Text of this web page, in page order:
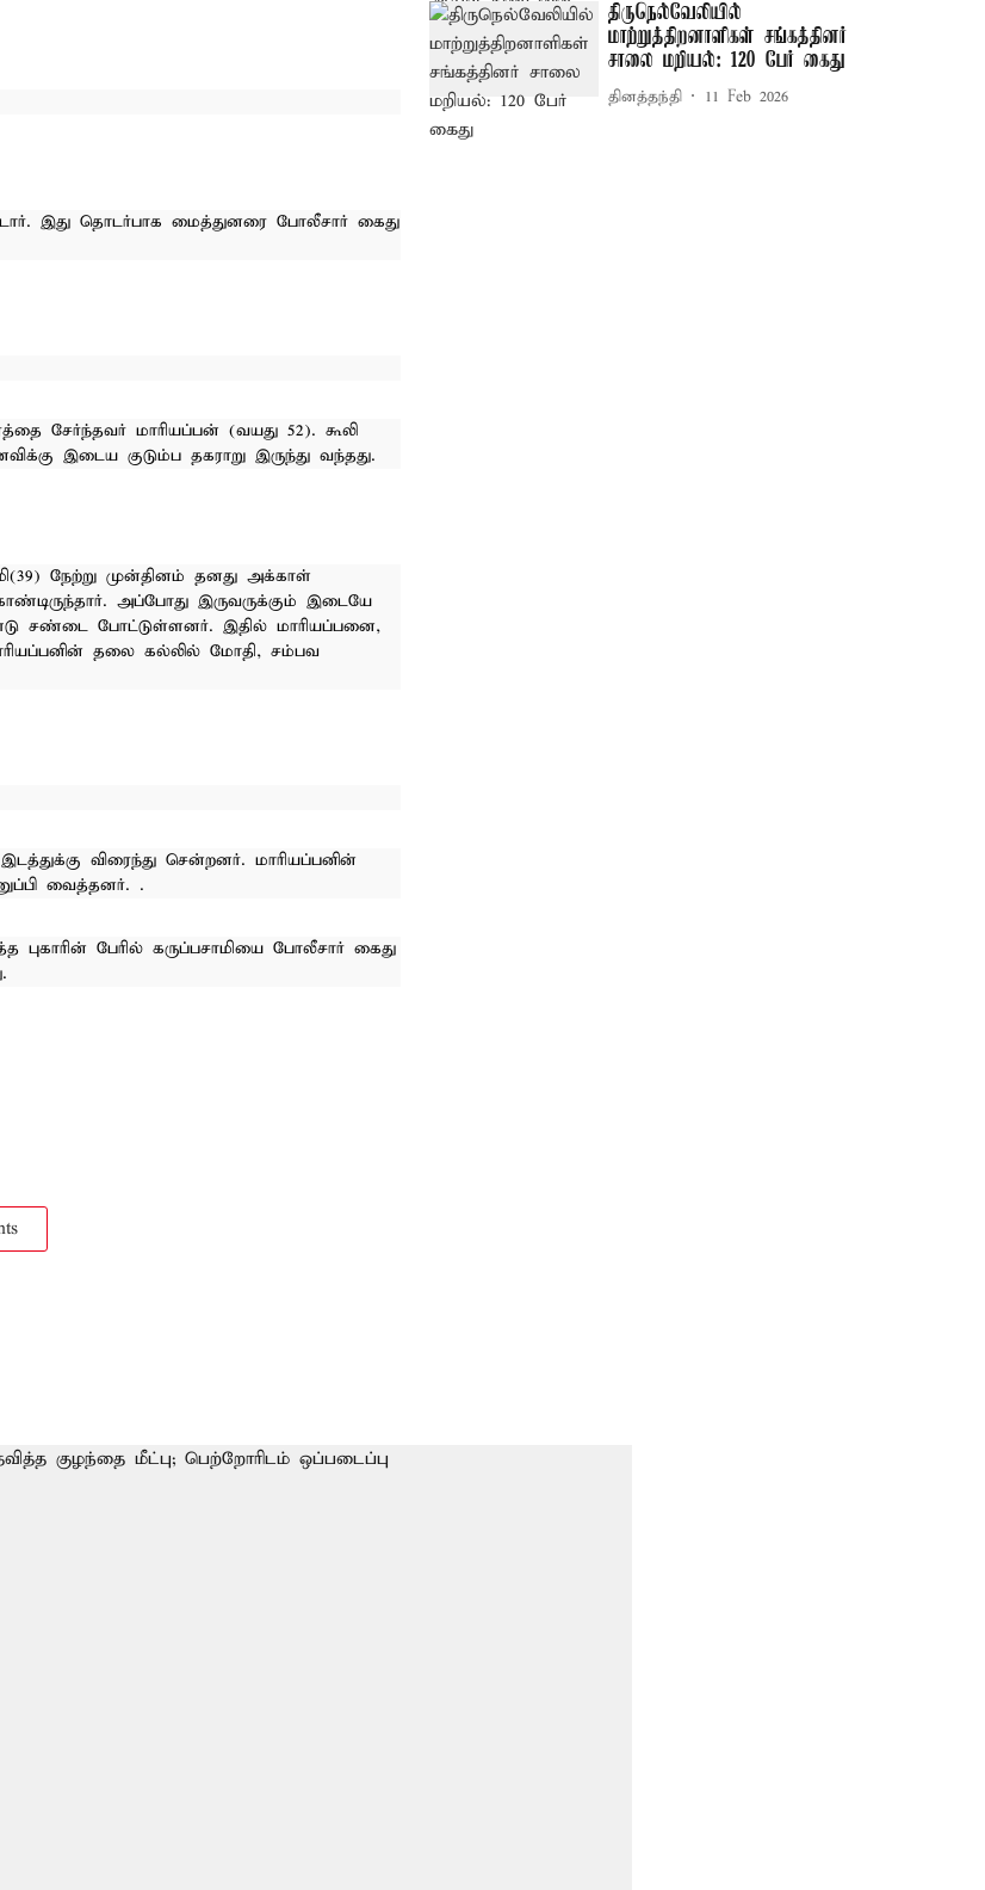
இது தொடர்பாக மைத்துனரை போலீசார் கைது
சேர்ந்தவர் மாரியப்பன் (வயது 52). கூலி
இடைய குடும்ப தகராறு இருந்து வந்தது.
நேற்று முன்தினம் தனது அக்காள்
அப்போது இருவருக்கும் இடையே
சண்டை போட்டுள்ளனர். இதில் மாரியப்பனை,
தலை கல்லில் மோதி, சம்பவ
விரைந்து சென்றனர். மாரியப்பனின்
வைத்தனர். .
பேரில் கருப்பசாமியை போலீசார் கைது
திருநெல்வேலியில்
மாற்றுத்திறனாளிகள் சங்கத்தினர்
சாலை மறியல்: 120 பேர் கைது
தினத்தந்தி 11 Feb 2026